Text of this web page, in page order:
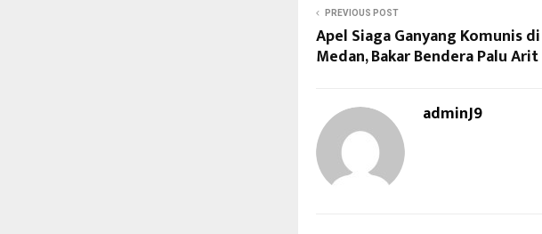
PREVIOUS POST
Apel Siaga Ganyang Komunis di
Medan, Bakar Bendera Palu Arit
adminJ9